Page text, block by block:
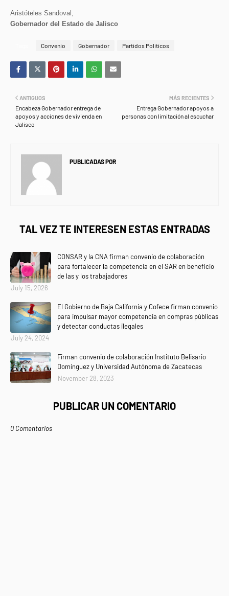
Aristóteles Sandoval,
Gobernador del Estado de Jalisco
Convenio Gobernador Partidos Politicos
MÁS RECIENTES
Entrega Gobernador apoyos a
personas con limitación al escuchar
ANTIGUOS
Encabeza Gobernador entrega de
apoyos y acciones de vivienda en
Jalisco
PUBLICADAS POR
TAL VEZ TE INTERESEN ESTAS ENTRADAS
CONSAR y la CNA firman convenio de colaboración
para fortalecer la competencia en el SAR en beneficio
de las y los trabajadores
July 15, 2026
El Gobierno de Baja California y Cofece firman convenio
para impulsar mayor competencia en compras públicas
y detectar conductas ilegales
July 24, 2024
Firman convenio de colaboración Instituto Belisario
Domínguez y Universidad Autónoma de Zacatecas
November 28, 2023
PUBLICAR UN COMENTARIO
0 Comentarios